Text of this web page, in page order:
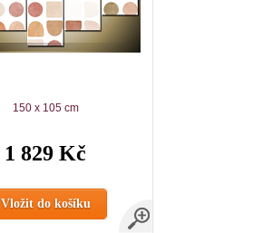
150 x 105 cm
1 829 Kč
Vložit do košíku